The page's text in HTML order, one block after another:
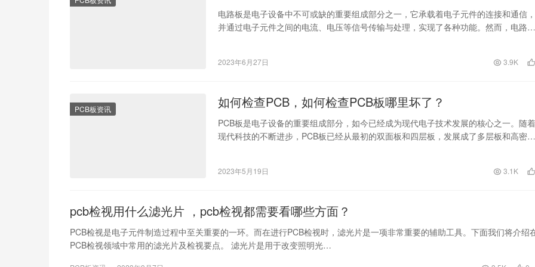
电路板是电子设备中不可或缺的重要组成部分之一，它承载着电子元件的连接和通信，
并通过电子元件之间的电流、电压等信号传输与处理，实现了各种功能。然而，电路板
2023年6月27日 3.9K
PCB板资讯 如何检查PCB，如何检查PCB板哪里坏了？
PCB板是电子设备的重要组成部分，如今已经成为现代电子技术发展的核心之一。随着
现代科技的不断进步，PCB板已经从最初的双面板和四层板，发展成了多层板和高密度
2023年5月19日 3.1K
pcb检视用什么滤光片 ，pcb检视都需要看哪些方面？
PCB检视是电子元件制造过程中至关重要的一环。而在进行PCB检视时，滤光片是一项非常重要的辅助工具。下面我们将介绍
PCB检视领域中常用的滤光片及检视要点。 滤光片是用于改变照明光…